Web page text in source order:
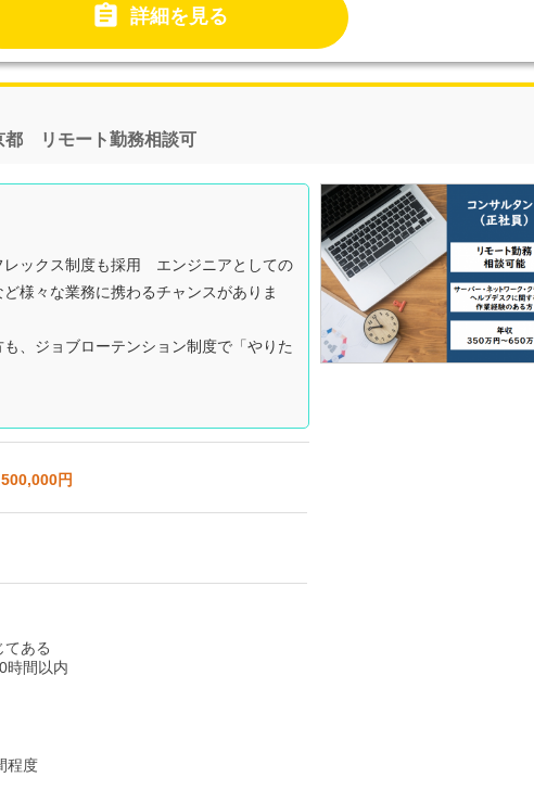
 詳細を見る
都 リモート勤務相談可
ックス制度も採用 エンジニアとしての
様々な業務に携わるチャンスがありま
、ジョブローテンション制度で「やりた
円
てある
時間以内
程度